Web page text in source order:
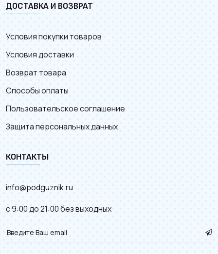
ДОСТАВКА И ВОЗВРАТ
Условия покупки товаров
Условия доставки
Возврат товара
Способы оплаты
Пользовательское соглашение
Защита персональных данных
КОНТАКТЫ
info@podguznik.ru
с 9:00 до 21:00 без выходных